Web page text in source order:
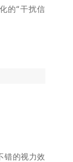
的“干扰信
错的视力效